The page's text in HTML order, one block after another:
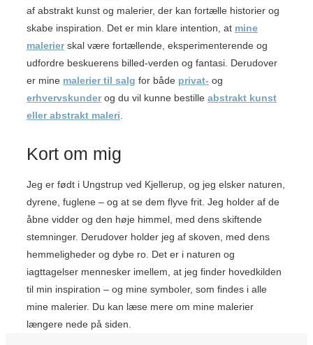
af abstrakt kunst og malerier, der kan fortælle historier og
skabe inspiration. Det er min klare intention, at mine
malerierskal være fortællende, eksperimenterende og
udfordre beskuerens billed-verden og fantasi. Derudover
er mine malerier til salg for både privat- og
erhvervskunderog du vil kunne bestille abstrakt kunst
eller abstrakt maleri.
Kort om mig
Jeg er født i Ungstrup ved Kjellerup, og jeg elsker naturen,
dyrene, fuglene – og at se dem flyve frit. Jeg holder af de
åbne vidder og den høje himmel, med dens skiftende
stemninger. Derudover holder jeg af skoven, med dens
hemmeligheder og dybe ro. Det er i naturen og
iagttagelser mennesker imellem, at jeg finder hovedkilden
til min inspiration – og mine symboler, som findes i alle
mine malerier. Du kan læse mere om mine malerier
længere nede på siden.